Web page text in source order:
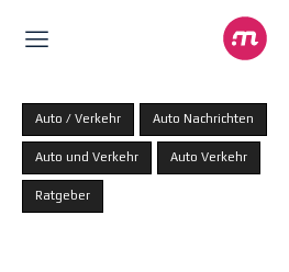
Auto / Verkehr Auto Nachrichten
Auto und Verkehr Auto Verkehr
Ratgeber